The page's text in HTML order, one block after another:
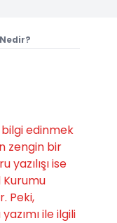
bilgi edinmek
zengin bir
yazılışı ise
Kurumu
Peki,
ile ilgili